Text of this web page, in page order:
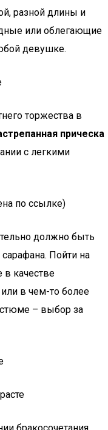
разной длины и
или облегающие
девушке.
торжества в
прическа
с легкими
по ссылке)
должно быть
Пойти на
в качестве
в чем-то более
– выбор за